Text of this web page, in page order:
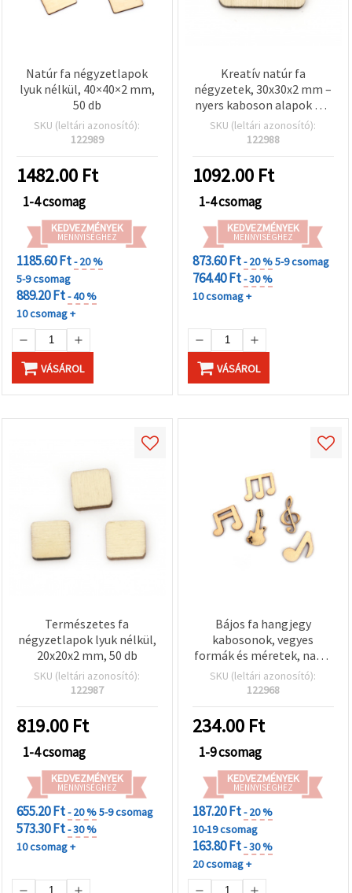
Natúr fa négyzetlapok
lyuk nélkül, 40×40×2 mm,
50 db
SKU (leltári azonosító):
122989
1482.00 Ft
1-4 csomag
KEDVEZMÉNYEK
MENNYISÉGHEZ
1185.60 Ft- 20 %
5-9 csomag
889.20 Ft- 40 %
10 csomag +
VÁSÁROL
Kreatív natúr fa
négyzetek, 30x30x2 mm –
nyers kaboson alapok DIY
hobbi kézműves
projektekhez és
csomag
SKU (leltári azonosító):
122988
1092.00 Ft
1-4 csomag
KEDVEZMÉNYEK
MENNYISÉGHEZ
873.60 Ft- 20 %5-9 csomag
764.40 Ft- 30 %
10 csomag +
VÁSÁROL
Természetes fa
négyzetlapok lyuk nélkül,
20x20x2 mm, 50 db
SKU (leltári azonosító):
122987
819.00 Ft
1-4 csomag
KEDVEZMÉNYEK
MENNYISÉGHEZ
655.20 Ft- 20 %5-9 csomag
573.30 Ft- 30 %
10 csomag +
Bájos fa hangjegy
kabosonok, vegyes
formák és méretek, natúr
szín – tökéletes
kézműves, scrapbook és
10 db
SKU (leltári azonosító):
122968
234.00 Ft
1-9 csomag
KEDVEZMÉNYEK
MENNYISÉGHEZ
187.20 Ft- 20 %
10-19 csomag
163.80 Ft- 30 %
20 csomag +